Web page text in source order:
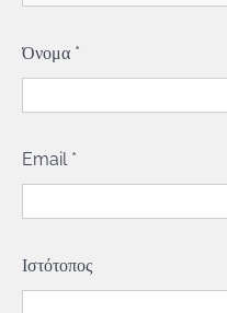
Όνομα *
Email *
Ιστότοπος